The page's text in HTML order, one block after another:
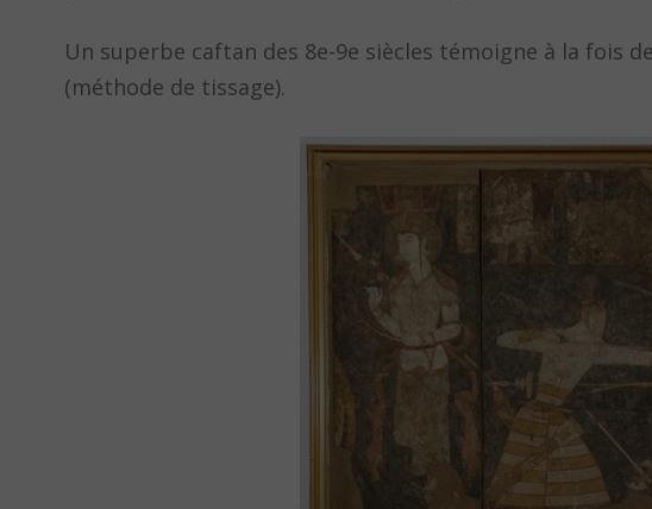
Un superbe caftan des 8e-9e siècles témoigne à la fois
(méthode de tissage).